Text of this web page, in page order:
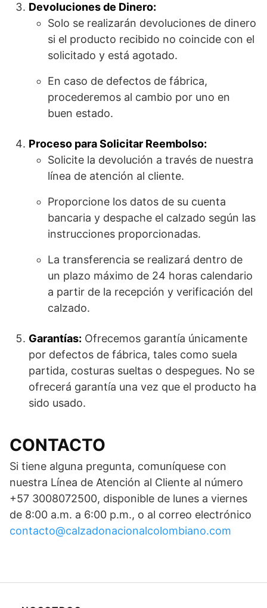
Devoluciones de Dinero:
Solo se realizarán devoluciones de dinero
si el producto recibido no coincide con el
solicitado y está agotado.
En caso de defectos de fábrica,
procederemos al cambio por uno en
buen estado.
Proceso para Solicitar Reembolso:
Solicite la devolución a través de nuestra
línea de atención al cliente.
Proporcione los datos de su cuenta
bancaria y despache el calzado según las
instrucciones proporcionadas.
La transferencia se realizará dentro de
un plazo máximo de 24 horas calendario
a partir de la recepción y verificación del
calzado.
Garantías: Ofrecemos garantía únicamente
por defectos de fábrica, tales como suela
partida, costuras sueltas o despegues. No se
ofrecerá garantía una vez que el producto ha
sido usado.
CONTACTO
Si tiene alguna pregunta, comuníquese con
nuestra Línea de Atención al Cliente al número
+57 3008072500, disponible de lunes a viernes
de 8:00 a.m. a 6:00 p.m., o al correo electrónico
contacto@calzadonacionalcolombiano.com